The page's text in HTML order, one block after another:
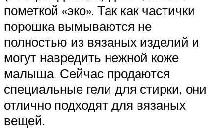
пометкой «эко». Так как частички
порошка вымываются не
полностью из вязаных изделий и
могут навредить нежной коже
малыша. Сейчас продаются
специальные гели для стирки, они
отлично подходят для вязаных
вещей.